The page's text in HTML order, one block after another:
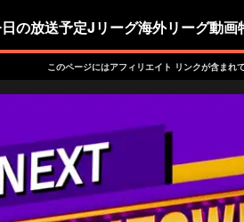
の放送予定Jリーグ海外リーグ動画
このページにはアフィリエイト リンクが含まれ